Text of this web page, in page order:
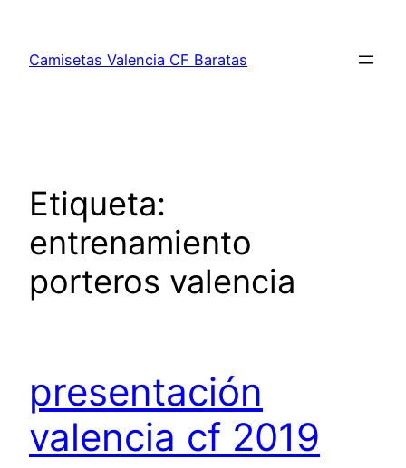
contenido
Camisetas Valencia CF Baratas
Etiqueta:
entrenamiento
porteros valencia
presentación
valencia cf 2019